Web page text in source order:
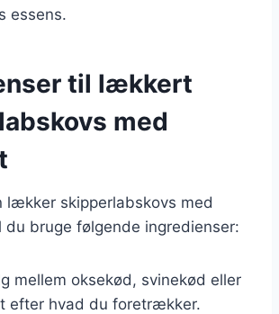
essens.
til lækkert
med
lækker skipperlabskovs med
du bruge følgende ingredienser:
mellem oksekød, svinekød eller
efter hvad du foretrækker.